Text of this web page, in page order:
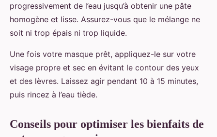
progressivement de l’eau jusqu’à obtenir une pâte
homogène et lisse. Assurez-vous que le mélange ne
soit ni trop épais ni trop liquide.
Une fois votre masque prêt, appliquez-le sur votre
visage propre et sec en évitant le contour des yeux
et des lèvres. Laissez agir pendant 10 à 15 minutes,
puis rincez à l’eau tiède.
Conseils pour optimiser les bienfaits de